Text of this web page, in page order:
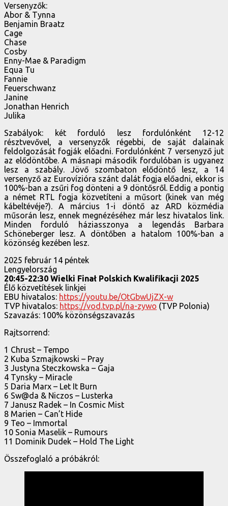
Versenyzők:
Abor & Tynna
Benjamin Braatz
Cage
Chase
Cosby
Enny-Mae & Paradigm
Equa Tu
Fannie
Feuerschwanz
Janine
Jonathan Henrich
Julika
Szabályok: két forduló lesz fordulónként 12-12
résztvevővel, a versenyzők régebbi, de saját dalainak
feldolgozását fogják előadni. Fordulónként 7 versenyző jut
az elődöntőbe. A másnapi második fordulóban is ugyanez
lesz a szabály. Jövő szombaton elődöntő lesz, a 14
versenyző az Eurovízióra szánt dalát fogja előadni, ekkor is
100%-ban a zsűri fog dönteni a 9 döntősről. Eddig a pontig
a német RTL fogja közvetíteni a műsort (kinek van még
kábeltévéje?). A március 1-i döntő az ARD közmédia
műsorán lesz, ennek megnézéséhez már lesz hivatalos link.
Minden forduló háziasszonya a legendás Barbara
Schöneberger lesz. A döntőben a hatalom 100%-ban a
közönség kezében lesz.
2025 február 14 péntek
Lengyelország
20:45-22:30 Wielki Finał Polskich Kwalifikacji 2025
Élő közvetítések linkjei
EBU hivatalos: https://youtu.be/OtGbwUjZX-w
TVP hivatalos: https://vod.tvp.pl/na-zywo (TVP Polonia)
Szavazás: 100% közönségszavazás
Rajtsorrend:
1 Chrust – Tempo
2 Kuba Szmajkowski – Pray
3 Justyna Steczkowska – Gaja
4 Tynsky – Miracle
5 Daria Marx – Let It Burn
6 Sw@da & Niczos – Lusterka
7 Janusz Radek – In Cosmic Mist
8 Marien – Can’t Hide
9 Teo – Immortal
10 Sonia Maselik – Rumours
11 Dominik Dudek – Hold The Light
Összefoglaló a próbákról: